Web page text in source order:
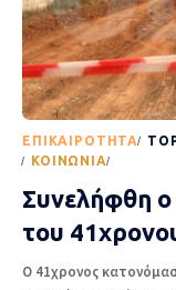
EΠΙΚΑΙΡΌΤΗΤΑ
ΚΟΙΝΩΝΊΑ
Συνελήφθη ο
του
Ο 41χρονος